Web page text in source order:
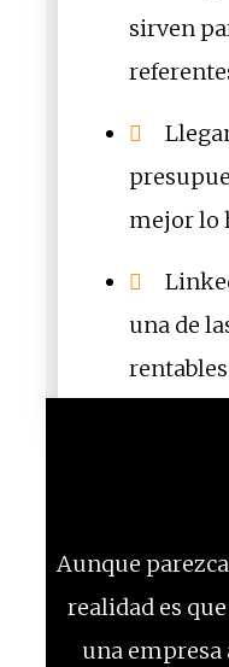
sirven
mejor lo
una de
Aunque
realidad es
una empresa